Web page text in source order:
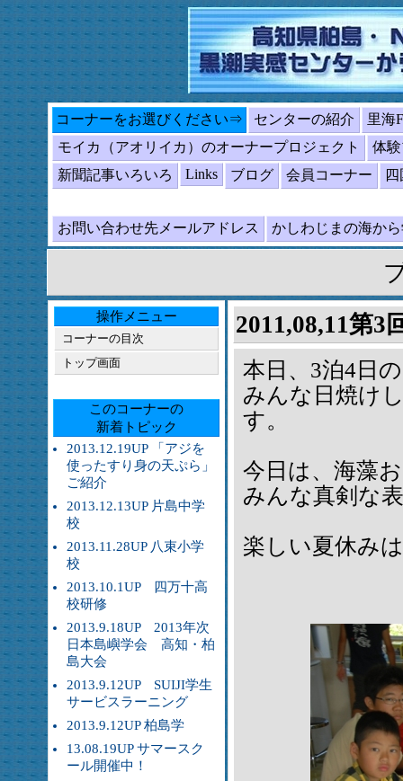
コーナーをお選びください⇒ センターの紹介
里海
モイカ（アオリイカ）のオーナープロジェクト
体
新聞記事いろいろ
Links ブログ 会員コーナー
お問い合わせ先メールアドレス かしわじまの海か
操作メニュー
コーナーの目次
トップ画面
このコーナーの
新着トピック
2013.12.19UP 「アジを
使ったすり身の天ぷら」
ご紹介
2013.12.13UP 片島中学
校
2013.11.28UP 八束小学
校
2013.10.1UP 四万十高
校研修
2013.9.18UP 2013年次
日本島嶼学会 高知・柏
島大会
2013.9.12UP SUIJI学生
サービスラーニング
2013.9.12UP 柏島学
13.08.19UP サマースク
ール開催中！
2011,08,11第3
本日、3泊4日
みんな日焼け
す。
今日は、海藻
みんな真剣な
楽しい夏休み